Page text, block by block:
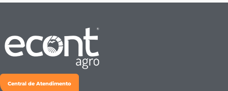
Central de Atendimento